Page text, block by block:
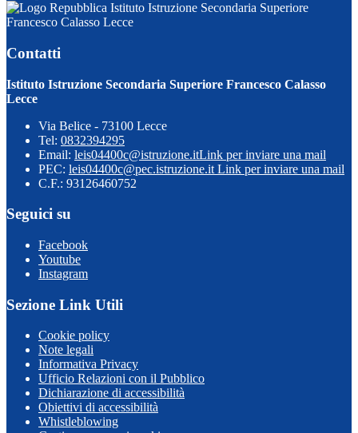
Istituto Istruzione Secondaria Superiore
Francesco Calasso Lecce
Contatti
Istituto Istruzione Secondaria Superiore Francesco Calasso
Lecce
Via Belice - 73100 Lecce
Tel: 0832394295
Email: leis04400c@istruzione.itLink per inviare una mail
PEC: leis04400c@pec.istruzione.it Link per inviare una mail
C.F.: 93126460752
Seguici su
Facebook
Youtube
Instagram
Sezione Link Utili
Cookie policy
Note legali
Informativa Privacy
Ufficio Relazioni con il Pubblico
Dichiarazione di accessibilità
Obiettivi di accessibilità
Whistleblowing